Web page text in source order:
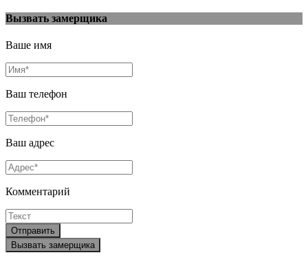
Вызвать замерщика
Ваше имя
Ваш телефон
Ваш адрес
Комментарий
Отправить
Вызвать замерщика